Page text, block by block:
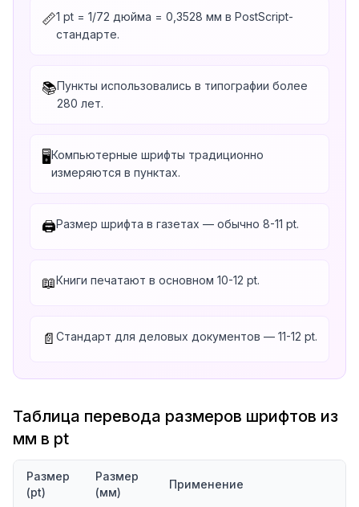
📏1 pt = 1/72 дюйма = 0,3528 мм в PostScript-
стандарте.
📚Пункты использовались в типографии более
280 лет.
🖥️Компьютерные шрифты традиционно
измеряются в пунктах.
🖨️Размер шрифта в газетах — обычно 8-11 pt.
📖Книги печатают в основном 10-12 pt.
📄 Стандарт для деловых документов — 11-12 pt.
Таблица перевода размеров шрифтов из
мм в pt
Размер
(pt)
Размер
(мм)
Применение